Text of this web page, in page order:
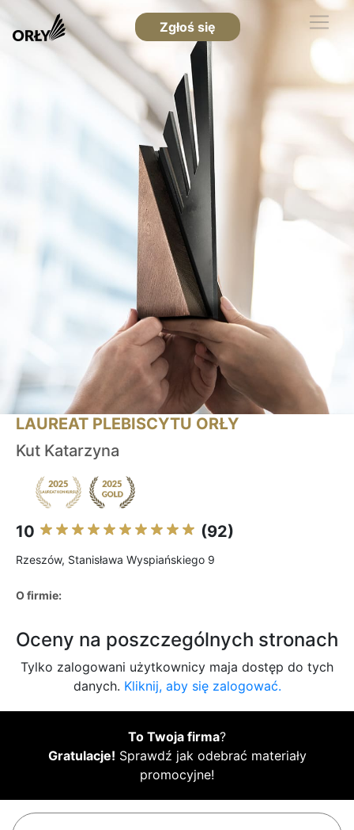
Zgłoś się
LAUREAT PLEBISCYTU ORŁY
Kut Katarzyna
10 (92)
Rzeszów, Stanisława Wyspiańskiego 9
O firmie:
Oceny na poszczególnych stronach
Tylko zalogowani użytkownicy maja dostęp do tych
danych. Kliknij, aby się zalogować.
To Twoja firma?
Gratulacje! Sprawdź jak odebrać materiały
promocyjne!